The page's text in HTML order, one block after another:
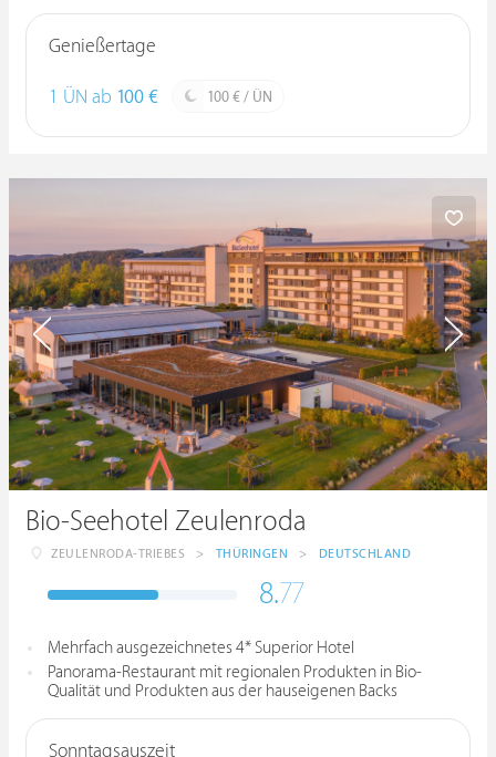
Genießertage
1 ÜN ab 100 € 100 € / ÜN
Bio-Seehotel Zeulenroda
ZEULENRODA-TRIEBES > THÜRINGEN > DEUTSCHLAND
8.77
Mehrfach ausgezeichnetes 4* Superior Hotel
Panorama-Restaurant mit regionalen Produkten in Bio-
Qualität und Produkten aus der hauseigenen Backs
Sonntagsauszeit